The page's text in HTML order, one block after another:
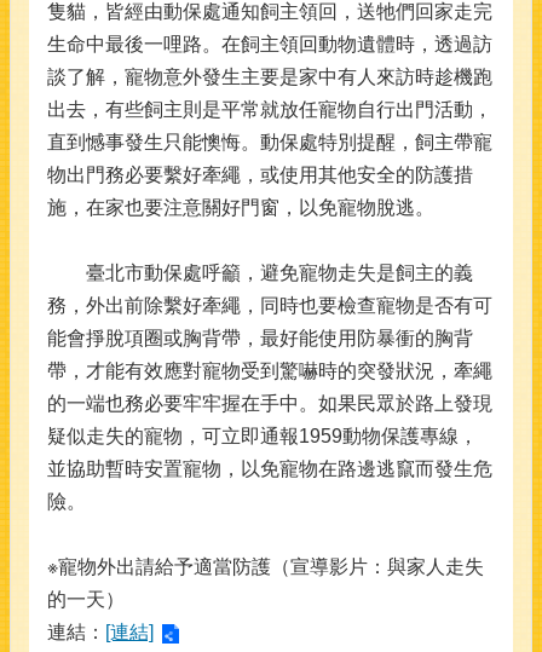
隻貓，皆經由動保處通知飼主領回，送牠們回家走完
生命中最後一哩路。在飼主領回動物遺體時，透過訪
談了解，寵物意外發生主要是家中有人來訪時趁機跑
出去，有些飼主則是平常就放任寵物自行出門活動，
直到憾事發生只能懊悔。動保處特別提醒，飼主帶寵
物出門務必要繫好牽繩，或使用其他安全的防護措
施，在家也要注意關好門窗，以免寵物脫逃。
臺北市動保處呼籲，避免寵物走失是飼主的義
務，外出前除繫好牽繩，同時也要檢查寵物是否有可
能會掙脫項圈或胸背帶，最好能使用防暴衝的胸背
帶，才能有效應對寵物受到驚嚇時的突發狀況，牽繩
的一端也務必要牢牢握在手中。如果民眾於路上發現
疑似走失的寵物，可立即通報1959動物保護專線，
並協助暫時安置寵物，以免寵物在路邊逃竄而發生危
險。
※寵物外出請給予適當防護（宣導影片：與家人走失
的一天）
連結： [連結]